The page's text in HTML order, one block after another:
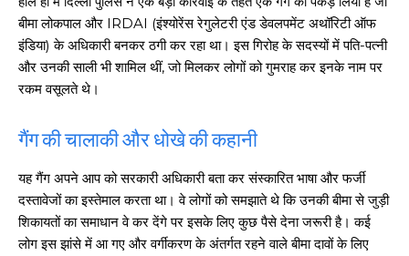
बीमा लोकपाल और IRDAI (इंश्योरेंस रेगुलेटरी एंड डेवलपमेंट अथॉरिटी ऑफ
इंडिया) के अधिकारी बनकर ठगी कर रहा था। इस गिरोह के सदस्यों में पति-पत्नी
और उनकी साली भी शामिल थीं, जो मिलकर लोगों को गुमराह कर इनके नाम पर
रकम वसूलते थे।
गैंग की चालाकी और धोखे की कहानी
यह गैंग अपने आप को सरकारी अधिकारी बता कर संस्कारित भाषा और फर्जी
दस्तावेजों का इस्तेमाल करता था। वे लोगों को समझाते थे कि उनकी बीमा से जुड़ी
शिकायतों का समाधान वे कर देंगे पर इसके लिए कुछ पैसे देना जरूरी है। कई
लोग इस झांसे में आ गए और वर्गीकरण के अंतर्गत रहने वाले बीमा दावों के लिए